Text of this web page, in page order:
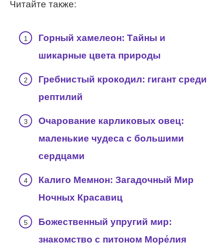
Читайте также:
Горный хамелеон: Тайны и
шикарные цвета природы
Гребнистый крокодил: гигант среди
рептилий
Очарование карликовых овец:
маленькие чудеса с большими
сердцами
Калиго Мемнон: Загадочный Мир
Ночных Красавиц
Божественный упругий мир:
знакомство с питоном Море́лия